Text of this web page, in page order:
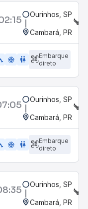
Ourinhos, SP
Cambará, PR
ac_unit WC
Embarque
direto
Ourinhos, SP
Cambará, PR
ac_unit WC
Embarque
direto
Ourinhos, SP
Cambará, PR